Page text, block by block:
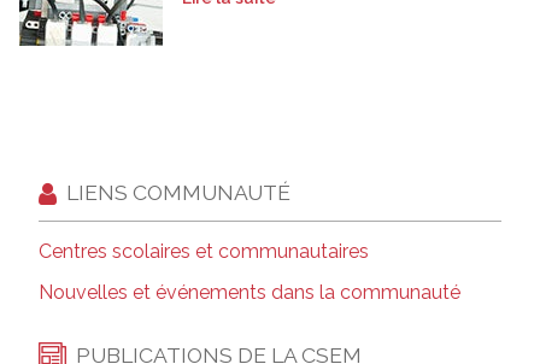
LIENS COMMUNAUTÉ
Centres scolaires et communautaires
Nouvelles et événements dans la communauté
PUBLICATIONS DE LA CSEM